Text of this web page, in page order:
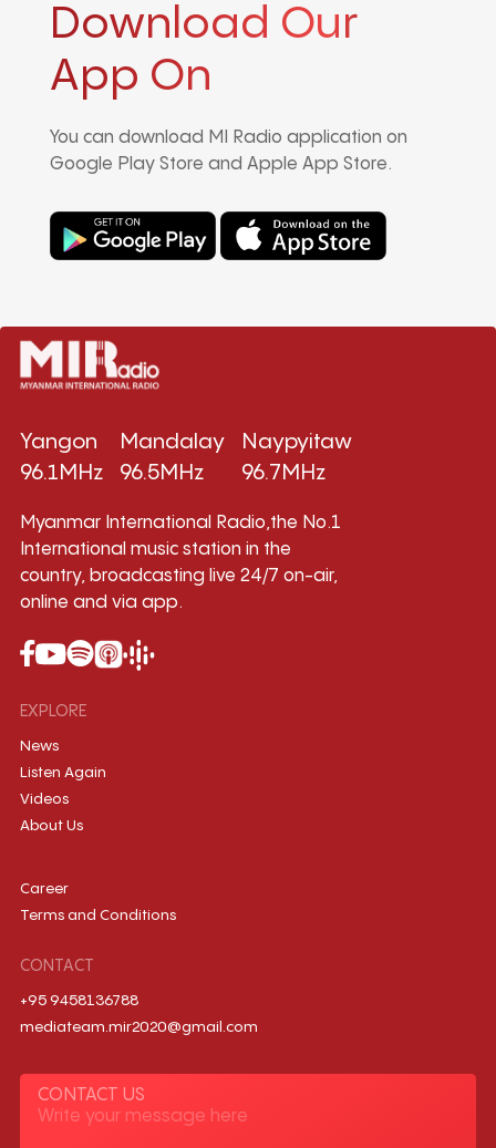
Download Our
App On
You can download MI Radio application on
Google Play Store and Apple App Store.
Yangon
96.1MHz
Mandalay
96.5MHz
Naypyitaw
96.7MHz
Myanmar International Radio,the No.1
International music station in the
country, broadcasting live 24/7 on-air,
online and via app.
EXPLORE
News
Listen Again
Videos
About Us
Career
Terms and Conditions
CONTACT
+95 9458136788
mediateam.mir2020@gmail.com
CONTACT US